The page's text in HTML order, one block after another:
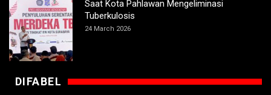
Saat Kota Pahlawan Mengeliminasi
Tuberkulosis
24 March 2026
DIFABEL